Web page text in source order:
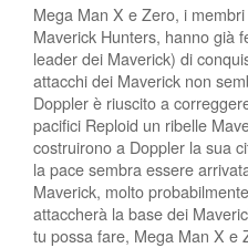
Mega Man X e Zero, i
Maverick Hunters, hanno già
leader dei Maverick) di
attacchi dei Maverick non
Doppler è riuscito a
pacifici Reploid un ribelle
costruirono a Doppler la sua
la pace sembra essere
Maverick, molto
attaccherà la base dei
tu possa fare, Mega Man X e